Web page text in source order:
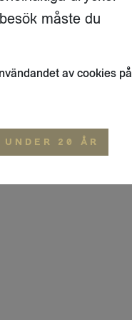
måste du
av cookies på
UNDER 20 ÅR